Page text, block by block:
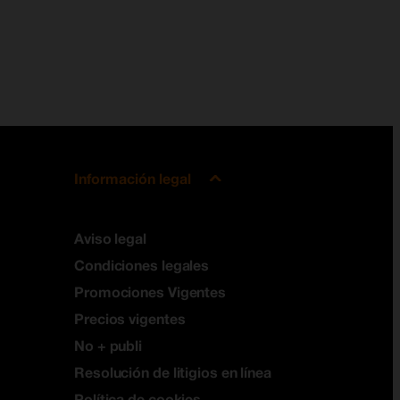
Información legal
Aviso legal
Condiciones legales
Promociones Vigentes
Precios vigentes
No + publi
Resolución de litigios en línea